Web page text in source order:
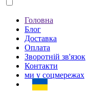
Головна
Блог
Доставка
Оплата
Зворотній зв'язок
Контакти
ми у соцмережах